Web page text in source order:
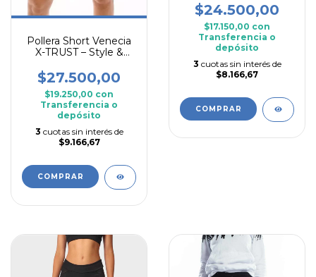
Pollera Short Venecia
X-TRUST – Style &
$27.500,00
$19.250,00 con
Transferencia o
depósito
3 cuotas sin interés de
$9.166,67
COMPRAR
$24.500,00
$17.150,00 con
Transferencia o
depósito
3 cuotas sin interés de
$8.166,67
COMPRAR